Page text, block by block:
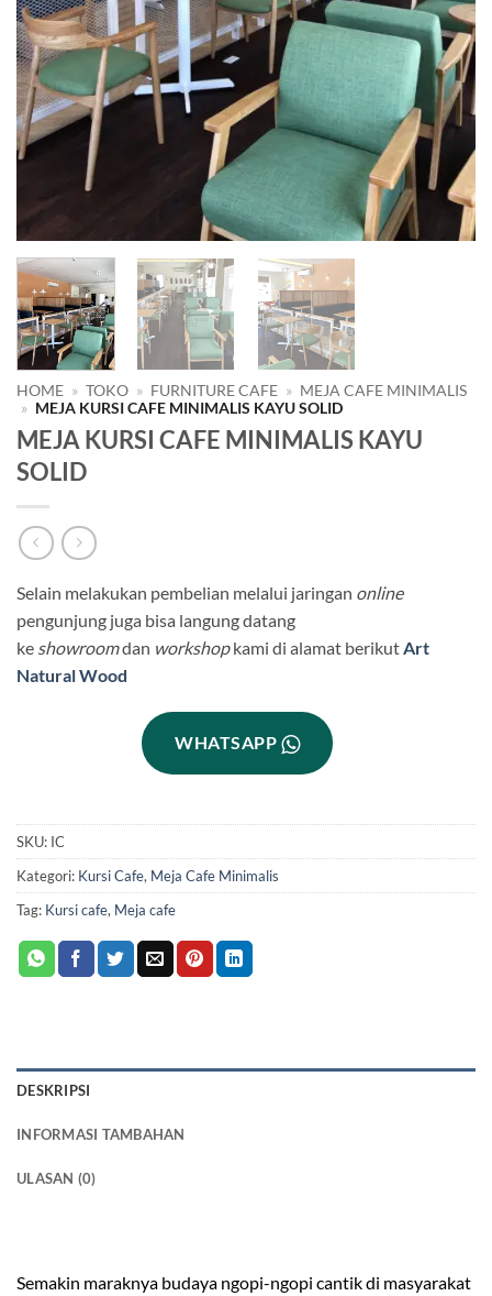
HOME » TOKO » FURNITURE CAFE » MEJA CAFE MINIMALIS
» MEJA KURSI CAFE MINIMALIS KAYU SOLID
MEJA KURSI CAFE MINIMALIS KAYU
SOLID
Selain melakukan pembelian melalui jaringan online
pengunjung juga bisa langung datang
ke showroomdan workshopkami di alamat berikutArt
Natural Wood
WHATSAPP
SKU: IC
Kategori: Kursi Cafe, Meja Cafe Minimalis
Tag: Kursi cafe, Meja cafe
DESKRIPSI
INFORMASI TAMBAHAN
ULASAN (0)
Semakin maraknya budaya ngopi-ngopi cantik di masyarakat